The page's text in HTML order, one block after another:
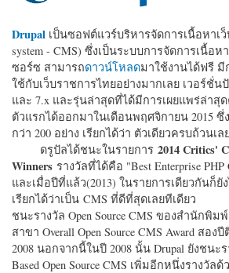
Drupal เป็นซอฟต์แวร์บริหารจัดการเนื้อหาเว็บ
system - CMS) ซึ่งเป็นระบบการจัดการเนื้อ
ซอร์ซ สามารถดาวน์โหลดมาใช้งานได้ฟรี
ใช้กับเว็บราชการไทยอย่างมากเลย เวอร์ชั่
และ 7.x และรุ่นล่าสุดที่ได้มีการเผยแพร่ล่าสุด
ตัวแรกได้ออกมาในเดือนพฤศจิกายน 2015
กว่า 200 อย่าง เรียกได้ว่า ตัวเดียวครบถ้วนเ
ดรูปัลได้ชนะในรายการ 2014 Critics'
Winners รางวัลที่ได้คือ "Best Enterprise PHP
และเมื่อปีที่แล้ว(2013) ในรายการเดียวกันก็ยั
เรียกได้ว่าเป็น CMS ที่ดีที่สุดเลยทีเดียว
ชนะรางวัล Open Source CMS ของสำนักพิมพ์
สาขา Overall Open Source CMS Award สอ
2008 นอกจากนี้ในปี 2008 นั้น Drupal ยังชนะ
Based Open Source CMS เพิ่มอีกหนึ่งรางวัลด้